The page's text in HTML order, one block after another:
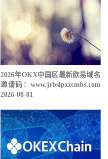
2026年OKX中国区最新欧易域名
邀请码：www.jrbslpxzcmbs.com
2026-08-01